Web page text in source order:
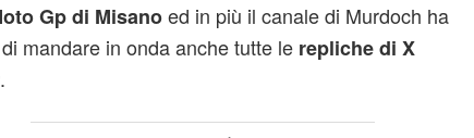
Gp di Misanoed in più il canale di Murdoch ha
mandare in onda anche tutte le repliche di X
.